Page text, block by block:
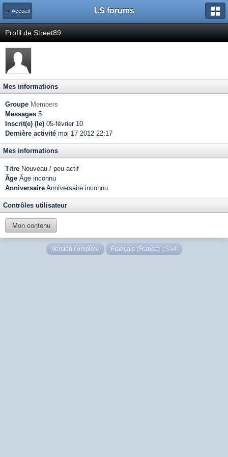
← Accueil LS forums
Profil de Street89
Mes informations
Groupe Members
Messages 5
Inscrit(e) (le) 05-février 10
Dernière activité mai 17 2012 22:17
Mes informations
Titre Nouveau / peu actif
Âge Âge inconnu
Anniversaire Anniversaire inconnu
Contrôles utilisateur
Mon contenu
Version complète Français (France) LS v4